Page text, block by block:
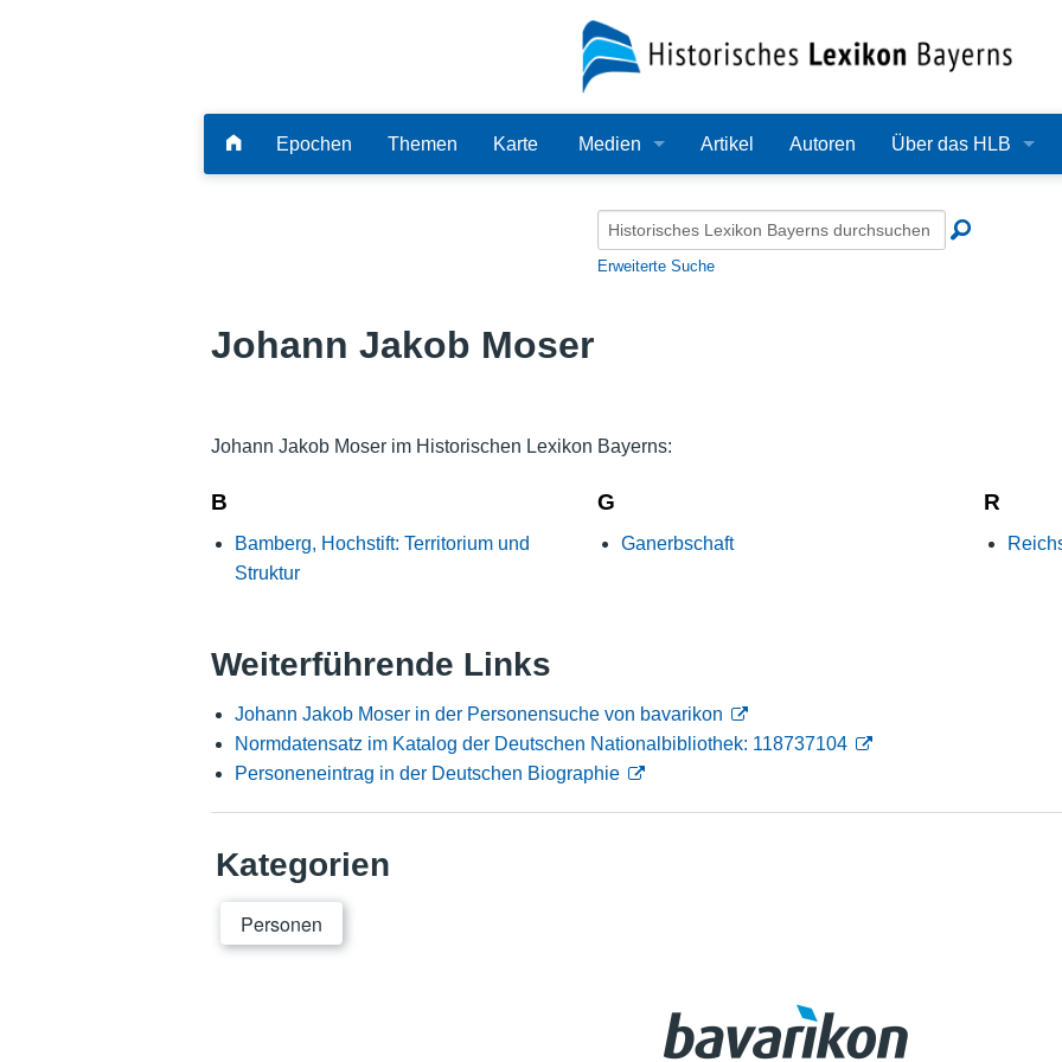
Epochen Themen Karte Medien
Audio
PDF
Artikel Autoren Über das HLB
Redaktion
Erweiterte Suche
Johann Jakob Moser
Johann Jakob Moser im Historischen Lexikon Bayerns:
B
Bamberg, Hochstift: Territorium und
Struktur
G
Ganerbschaft
R
Weiterführende Links
Johann Jakob Moser in der Personensuche von bavarikon
Normdatensatz im Katalog der Deutschen Nationalbibliothek: 118737104
Personeneintrag in der Deutschen Biographie
Kategorien
Personen